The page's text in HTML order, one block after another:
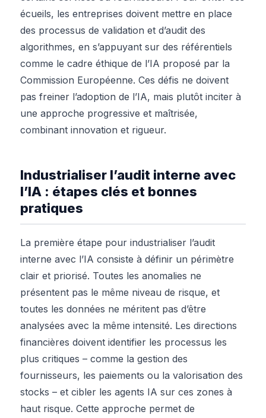
écueils, les entreprises doivent mettre en place
des processus de validation et d’audit des
algorithmes, en s’appuyant sur des référentiels
comme le cadre éthique de l’IA proposé par la
Commission Européenne. Ces défis ne doivent
pas freiner l’adoption de l’IA, mais plutôt inciter à
une approche progressive et maîtrisée,
combinant innovation et rigueur.
Industrialiser l’audit interne avec
l’IA : étapes clés et bonnes
pratiques
La première étape pour industrialiser l’audit
interne avec l’IA consiste à définir un périmètre
clair et priorisé. Toutes les anomalies ne
présentent pas le même niveau de risque, et
toutes les données ne méritent pas d’être
analysées avec la même intensité. Les directions
financières doivent identifier les processus les
plus critiques – comme la gestion des
fournisseurs, les paiements ou la valorisation des
stocks – et cibler les agents IA sur ces zones à
haut risque. Cette approche permet de